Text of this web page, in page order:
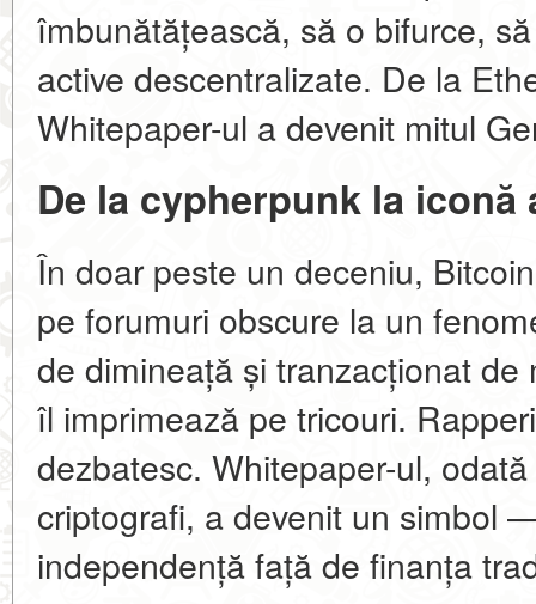
îmbunătățească, să o bifurce,
active descentralizate. De la
Whitepaper-ul a devenit mitul
De la cypherpunk la
În doar peste un deceniu,
pe forumuri obscure la un
de dimineață și tranzacționat
îl imprimează pe tricouri.
dezbatesc. Whitepaper-ul,
criptografi, a devenit un simbol
independență față de finanța